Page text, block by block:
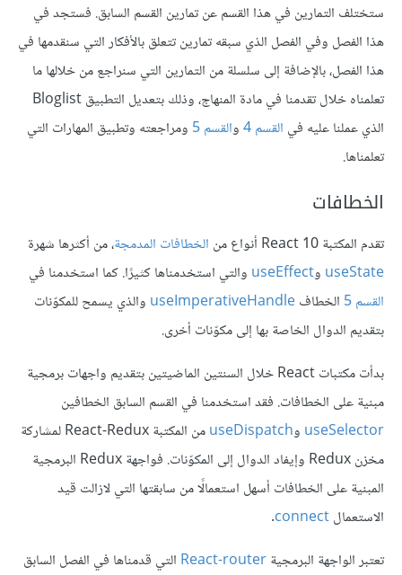
ستختلف التمارين في هذا القسم عن تمارين القسم السابق. فستجد في
هذا الفصل وفي الفصل الذي سبقه تمارين تتعلق بالأفكار التي سنقدمها في
هذا الفصل، بالإضافة إلى سلسلة من التمارين التي سنراجع من خلالها ما
تعلمناه خلال تقدمنا في مادة المنهاج، وذلك بتعديل التطبيق Bloglist
الذي عملنا عليه في القسم 4 والقسم 5
ومراجعته وتطبيق المهارات التي
تعلمناها.
الخطافات
تقدم المكتبة React 10 أنواع من الخطافات المدمجة، من أكثرها شهرة
useState وuseEffect والتي استخدمناها كثيرًا. كما استخدمنا في
القسم 5
الخطافuseImperativeHandle والذي يسمح للمكوّنات
بتقديم الدوال الخاصة بها إلى مكوّنات أخرى.
بدأت مكتبات React خلال السنتين الماضيتين بتقديم واجهات برمجية
مبنية على الخطافات. فقد استخدمنا في القسم السابق الخطافين
useSelector وuseDispatch
من المكتبة React-Redux لمشاركة
مخزن Redux وإيفاد الدوال إلى المكوّنات. فواجهة Redux البرمجية
المبنية على الخطافات أسهل استعمالًا من سابقتها التي لازالت قيد
الاستعمالconnect
.
تعتبر الواجهة البرمجيةReact-router التي قدمناها في الفصل السابق